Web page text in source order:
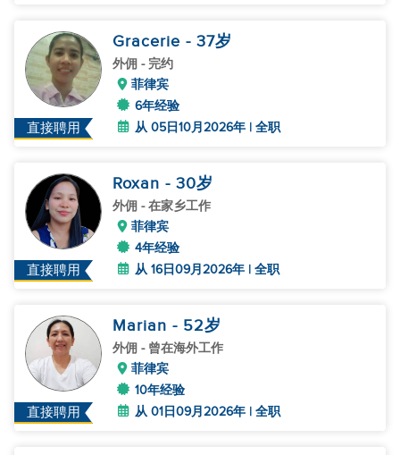
直接聘用
Gracerie - 37岁
外佣 - 完约
菲律宾
6年经验
从 05日10月2026年 | 全职
直接聘用
Roxan - 30岁
外佣 - 在家乡工作
菲律宾
4年经验
从 16日09月2026年 | 全职
直接聘用
Marian - 52岁
外佣 - 曾在海外工作
菲律宾
10年经验
从 01日09月2026年 | 全职